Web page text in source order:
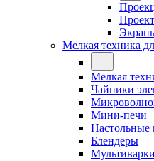
Мелкая техника
Мелкая
Чайники
Мини-печи
Настольные
Блендеры
Мультиварки